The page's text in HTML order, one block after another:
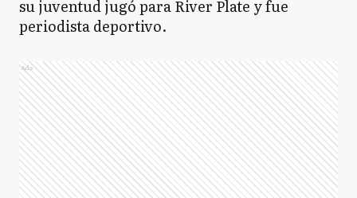
su juventud jugó para River Plate y fue
periodista deportivo.
Ads